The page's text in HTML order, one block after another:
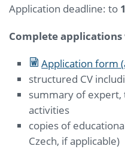
Application deadline: to
Complete
Application form
structured CV
summary of expert,
activities
copies of
Czech, if applicable)